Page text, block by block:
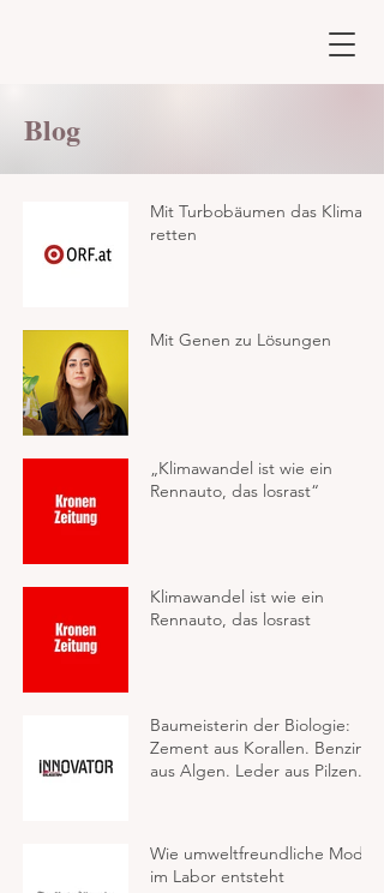
Blog
Mit Turbobäumen das Klima
retten
Mit Genen zu Lösungen
„Klimawandel ist wie ein
Rennauto, das losrast“
Klimawandel ist wie ein
Rennauto, das losrast
Baumeisterin der Biologie:
Zement aus Korallen. Benzin
aus Algen. Leder aus Pilzen.
Wie umweltfreundliche Mode
im Labor entsteht